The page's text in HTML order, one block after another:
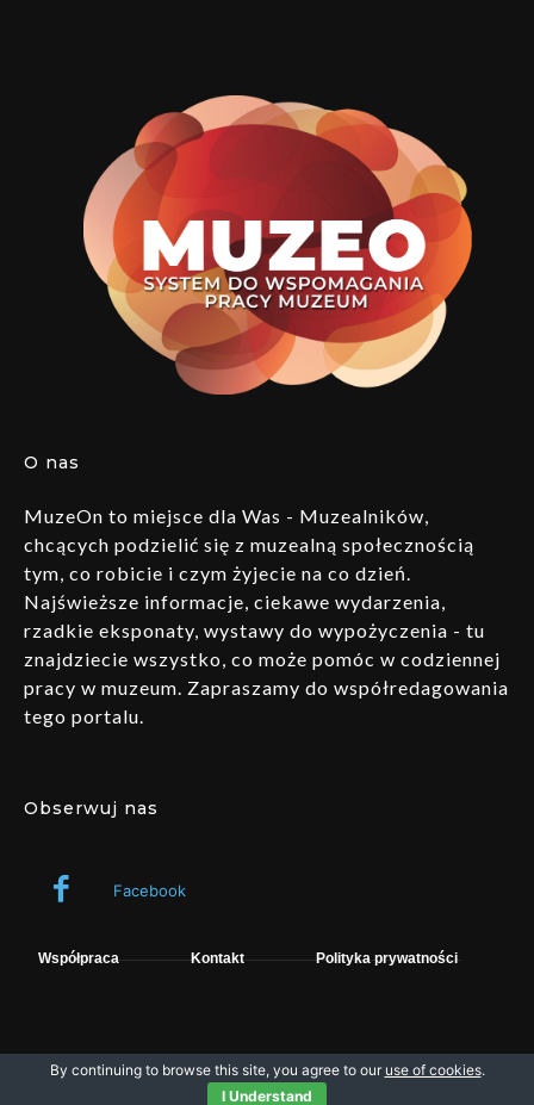
O nas
MuzeOn to miejsce dla Was - Muzealników,
chcących podzielić się z muzealną społecznością
tym, co robicie i czym żyjecie na co dzień.
Najświeższe informacje, ciekawe wydarzenia,
rzadkie eksponaty, wystawy do wypożyczenia - tu
znajdziecie wszystko, co może pomóc w codziennej
pracy w muzeum. Zapraszamy do współredagowania
tego portalu.
Obserwuj nas
Facebook
Współpraca Kontakt Polityka prywatności
Wszelkie prawa zastrzeżone © fpsystem. Powered by Muzeo.
By continuing to browse this site, you agree to our use of cookies.
I Understand